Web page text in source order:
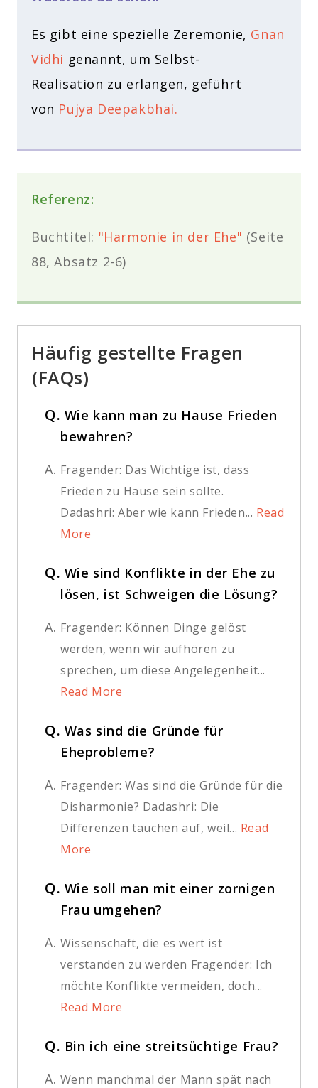
Es gibt eine spezielle Zeremonie, Gnan
Vidhi genannt, um Selbst-
Realisation zu erlangen, geführt
von Pujya Deepakbhai.
Referenz:
Buchtitel: "Harmonie in der Ehe" (Seite
88, Absatz 2-6)
Häufig gestellte Fragen
(FAQs)
Q. Wie kann man zu Hause Frieden
bewahren?
A. Fragender: Das Wichtige ist, dass
Frieden zu Hause sein sollte.
Dadashri: Aber wie kann Frieden... Read
More
Q. Wie sind Konflikte in der Ehe zu
lösen, ist Schweigen die Lösung?
A. Fragender: Können Dinge gelöst
werden, wenn wir aufhören zu
sprechen, um diese Angelegenheit...
Read More
Q. Was sind die Gründe für
Eheprobleme?
A. Fragender: Was sind die Gründe für die
Disharmonie? Dadashri: Die
Differenzen tauchen auf, weil... Read
More
Q. Wie soll man mit einer zornigen
Frau umgehen?
A. Wissenschaft, die es wert ist
verstanden zu werden Fragender: Ich
möchte Konflikte vermeiden, doch...
Read More
Q. Bin ich eine streitsüchtige Frau?
A. Wenn manchmal der Mann spät nach